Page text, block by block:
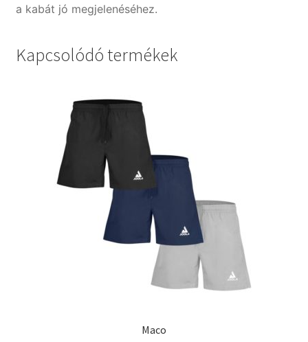
a kabát jó megjelenéséhez.
Kapcsolódó termékek
Maco